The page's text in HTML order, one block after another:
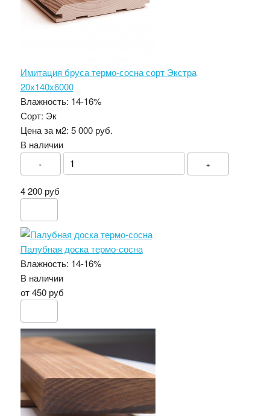
Имитация бруса термо-сосна сорт Экстра
20х140х6000
Влажность: 14-16%
Сорт: Эк
Цена за м2: 5 000 руб.
В наличии
- +
4 200 руб
Палубная доска термо-сосна
Влажность: 14-16%
В наличии
от 450 руб